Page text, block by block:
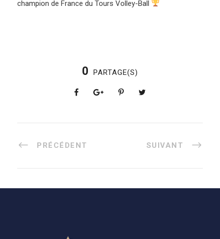
champion de France du Tours Volley-Ball
0 PARTAGE(S)
PRÉCÉDENT SUIVANT